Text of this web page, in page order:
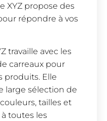
XYZ propose des
répondre à vos
travaille avec les
carreaux pour
produits. Elle
large sélection de
tailles et
toutes les